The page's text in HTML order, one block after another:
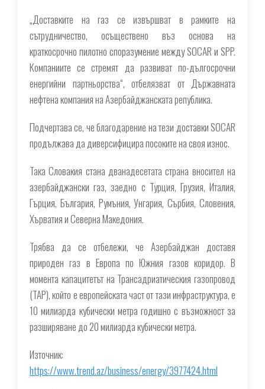
„Доставките на газ се извършват в рамките на
сътрудничество, осъществено въз основа на
краткосрочно пилотно споразумение между SOCAR и SPP.
Компаниите се стремят да развиват по-дългосрочни
енергийни партньорства“, отбелязват от Държавната
нефтена компания на Азербайджанската република.
Подчертава се, че благодарение на тези доставки SOCAR
продължава да диверсифицира посоките на своя износ.
Така Словакия стана дванадесетата страна вносител на
азербайджански газ, заедно с Турция, Грузия, Италия,
Гърция, България, Румъния, Унгария, Сърбия, Словения,
Хърватия и Северна Македония.
Трябва да се отбележи, че Азербайджан доставя
природен газ в Европа по Южния газов коридор. В
момента капацитетът на Трансадриатическия газопровод
(TAP), който е европейската част от тази инфраструктура, е
10 милиарда кубически метра годишно с възможност за
разширяване до 20 милиарда кубически метра.
Източник:
https://www.trend.az/business/energy/3977424.html